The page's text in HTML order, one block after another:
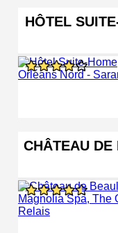
HÔTEL
CHÂTEAU